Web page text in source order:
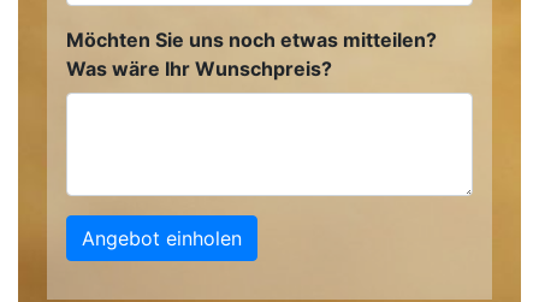
Möchten Sie uns noch etwas mitteilen?
Was wäre Ihr Wunschpreis?
Angebot einholen